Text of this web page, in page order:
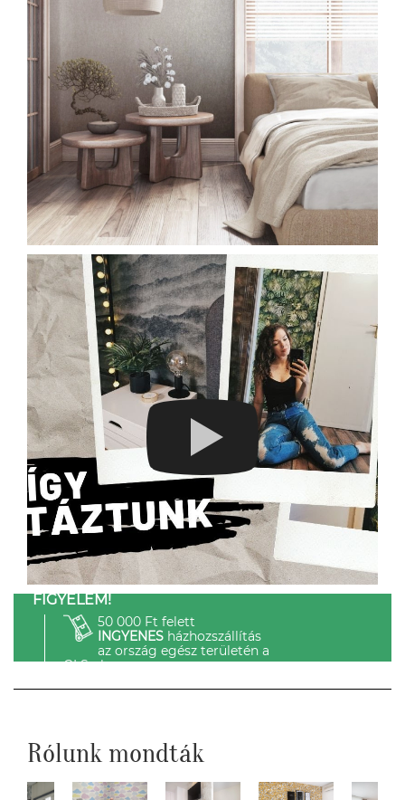
FIGYELEM!
50 000 Ft felett
INGYENESházhozszállítás
az ország egész területén a
GLS-el.
Rólunk mondták